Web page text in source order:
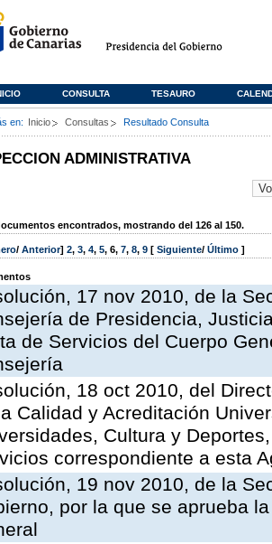
CONSULTA TESAURO
en: Inicio Consultas Resultado Consulta
ADMINISTRATIVA
encontrados, mostrando del 126 al 150.
/ Anterior] 2, 3, 4, 5, 6, 7, 8, 9 [ Siguiente/ Último ]
17 nov 2010, de la
de Presidencia,
de Servicios del Cuerpo
18 oct 2010, del
Calidad y Acreditación
Cultura y
correspondiente a esta
19 nov 2010, de la
por la que se aprueba